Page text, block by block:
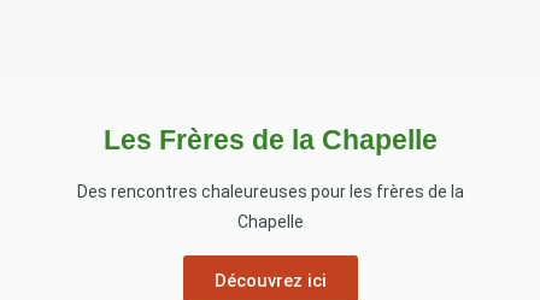
Les Frères de la Chapelle
Des rencontres chaleureuses pour les frères de la
Chapelle
Découvrez ici